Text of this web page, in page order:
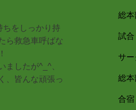
ちをしっかり持
ら救急車呼ばな
ましたが^_^、
、皆んな頑張っ
総
試合
サ
総
合宿